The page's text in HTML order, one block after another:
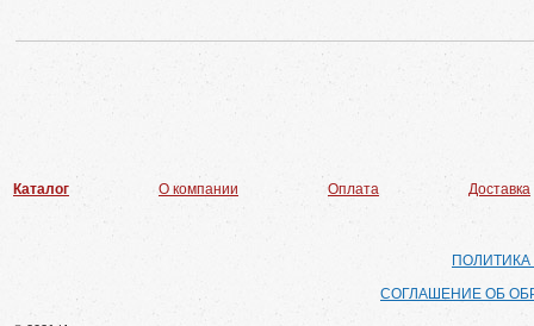
Каталог О компании Оплата Доставка
СОГЛАШЕНИЕ ОБ